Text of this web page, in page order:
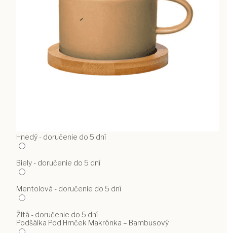
Hnedý - doručenie do 5 dní
Biely - doručenie do 5 dní
Mentolová - doručenie do 5 dní
Žltá - doručenie do 5 dní
Podšálka Pod Hrnček Makrónka – Bambusový